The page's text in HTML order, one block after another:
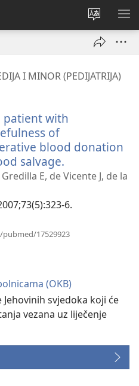
Promijeni
jezik
I MINOR (PEDIJATRIJA)
patient with
of
blood donation
salvage.
se
prozor)
E, de Vicente J, de la
6.
17529923
(OKB)
svjedoka koji će
vezana uz liječenje